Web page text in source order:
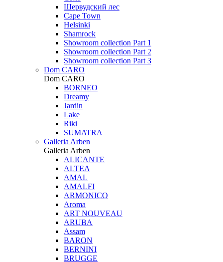
Шервудский лес
Cape Town
Helsinki
Shamrock
Showroom collection Part 1
Showroom collection Part 2
Showroom collection Part 3
Dom CARO
Dom CARO
BORNEO
Dreamy
Jardin
Lake
Riki
SUMATRA
Galleria Arben
Galleria Arben
ALICANTE
ALTEA
AMAL
AMALFI
ARMONICO
Aroma
ART NOUVEAU
ARUBA
Assam
BARON
BERNINI
BRUGGE